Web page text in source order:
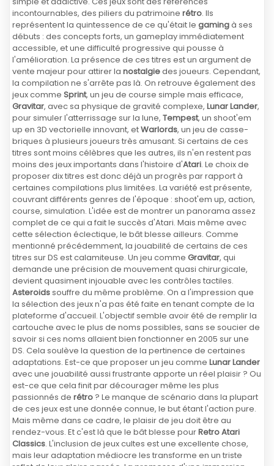
incontournables, des piliers du patrimoine rétro. Ils
représentent la quintessence de ce qu'était le gamingà ses
débuts : des concepts forts, un gameplay immédiatement
accessible, et une difficulté progressive qui pousse à
l'amélioration. La présence de ces titres est un argument de
vente majeur pour attirer la nostalgiedes joueurs. Cependant,
la compilation ne s'arrête pas là. On retrouve également des
jeux comme Sprint, un jeu de course simple mais efficace,
Gravitar, avec sa physique de gravité complexe, Lunar Lander,
pour simuler l'atterrissage sur la lune, Tempest, un shoot'em
up en 3D vectorielle innovant, etWarlords, un jeu de casse-
briques à plusieurs joueurs très amusant. Si certains de ces
titres sont moins célèbres que les autres, ils n'en restent pas
moins des jeux importants dans l'histoire d'Atari. Le choix de
proposer dix titres est donc déjà un progrès par rapport à
certaines compilations plus limitées. La variété est présente,
couvrant différents genres de l'époque : shoot'em up, action,
course, simulation. L'idée est de montrer un panorama assez
complet de ce qui a fait le succès d'Atari. Mais même avec
cette sélection éclectique, le bât blesse ailleurs. Comme
mentionné précédemment, la jouabilité de certains de ces
titres sur DS est calamiteuse. Un jeu comme Gravitar, qui
demande une précision de mouvement quasi chirurgicale,
devient quasiment injouable avec les contrôles tactiles.
Asteroidssouffre du même problème. On a l'impression que
la sélection des jeux n'a pas été faite en tenant compte de la
plateforme d'accueil. L'objectif semble avoir été de remplir la
cartouche avec le plus de noms possibles, sans se soucier de
savoir si ces noms allaient bien fonctionner en 2005 sur une
DS. Cela soulève la question de la pertinence de certaines
adaptations. Est-ce que proposer un jeu comme Lunar Lander
avec une jouabilité aussi frustrante apporte un réel plaisir ? Ou
est-ce que cela finit par décourager même les plus
passionnés de rétro ? Le manque de scénario dans la plupart
de ces jeux est une donnée connue, le but étant l'action pure.
Mais même dans ce cadre, le plaisir de jeu doit être au
rendez-vous. Et c'est là que le bât blesse pourRetro Atari
Classics. L'inclusion de jeux cultes est une excellente chose,
mais leur adaptation médiocre les transforme en un triste